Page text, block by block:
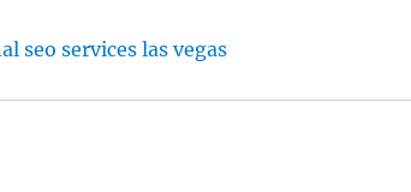
seo services las vegas